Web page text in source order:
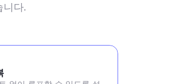
니다.